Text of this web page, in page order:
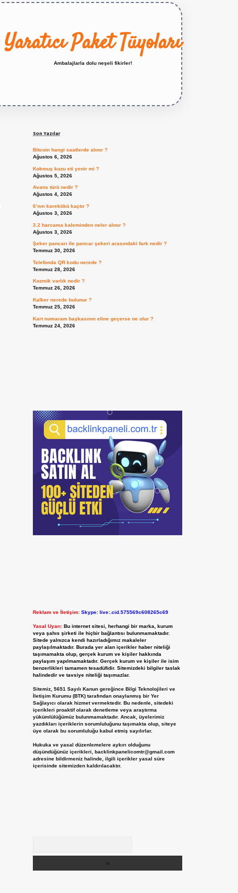
Yaratıcı Paket Tüyoları
Ambalajlarla dolu neşeli fikirler!
Son Yazılar
Bitcoin hangi saatlerde alınır ?
Ağustos 6, 2026
Kokmuş kuzu eti yenir mi ?
Ağustos 5, 2026
Avans türü nedir ?
Ağustos 4, 2026
6’nın karekökü kaçtır ?
Ağustos 3, 2026
3.2 harcama kaleminden neler alınır ?
Ağustos 3, 2026
Şeker pancarı ile pancar şekeri arasındaki fark nedir ?
Temmuz 30, 2026
Telefonda QR kodu nerede ?
Temmuz 28, 2026
Kozmik varlık nedir ?
Temmuz 26, 2026
Kalker nerede bulunur ?
Temmuz 25, 2026
Kart numaram başkasının eline geçerse ne olur ?
Temmuz 24, 2026
Reklam ve İletişim: Skype: live:.cid.575569c608265c69
Yasal Uyarı: Bu internet sitesi, herhangi bir marka, kurum
veya şahıs şirketi ile hiçbir bağlantısı bulunmamaktadır.
Sitede yalnızca kendi hazırladığımız makaleler
paylaşılmaktadır. Burada yer alan içerikler haber niteliği
taşımamakta olup, gerçek kurum ve kişiler hakkında
paylaşım yapılmamaktadır. Gerçek kurum ve kişiler ile isim
benzerlikleri tamamen tesadüfidir. Sitemizdeki bilgiler taslak
halindedir ve tavsiye niteliği taşımazlar.
Sitemiz, 5651 Sayılı Kanun gereğince Bilgi Teknolojileri ve
İletişim Kurumu (BTK) tarafından onaylanmış bir Yer
Sağlayıcı olarak hizmet vermektedir. Bu nedenle, sitedeki
içerikleri proaktif olarak denetleme veya araştırma
yükümlülüğümüz bulunmamaktadır. Ancak, üyelerimiz
yazdıkları içeriklerin sorumluluğunu taşımakta olup, siteye
üye olarak bu sorumluluğu kabul etmiş sayılırlar.
Hukuka ve yasal düzenlemelere aykırı olduğunu
düşündüğünüz içerikleri, backlinkpanelicomtr@gmail.com
adresine bildirmeniz halinde, ilgili içerikler yasal süre
içerisinde sitemizden kaldırılacaktır.